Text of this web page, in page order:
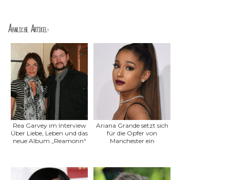
Ähnliche Artikel:
Rea Garvey im Interview
Über Liebe, Leben und das
neue Album „Reamonn“
Ariana Grande setzt sich
für die Opfer von
Manchester ein